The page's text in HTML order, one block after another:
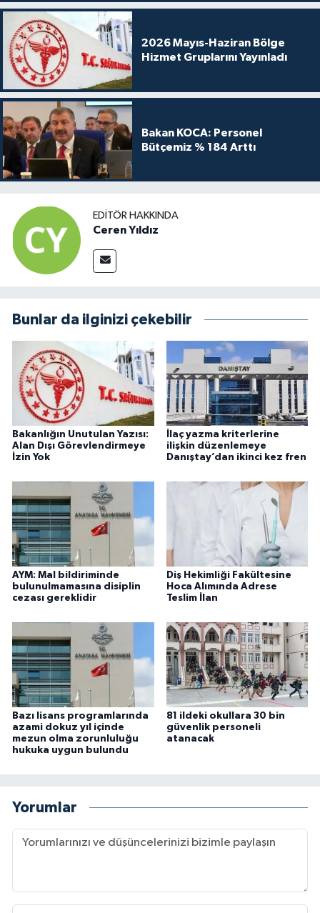
2026 Mayıs-Haziran Bölge
Hizmet Gruplarını Yayınladı
Bakan KOCA: Personel
Bütçemiz % 184 Arttı
EDITÖR HAKKINDA
Ceren Yıldız
Bunlar da ilginizi çekebilir
Bakanlığın Unutulan Yazısı:
Alan Dışı Görevlendirmeye
İzin Yok
İlaç yazma kriterlerine
ilişkin düzenlemeye
Danıştay’dan ikinci kez fren
AYM: Mal bildiriminde
bulunulmamasına disiplin
cezası gereklidir
Diş Hekimliği Fakültesine
Hoca Alımında Adrese
Teslim İlan
Bazı lisans programlarında
azami dokuz yıl içinde
mezun olma zorunluluğu
hukuka uygun bulundu
81 ildeki okullara 30 bin
güvenlik personeli
atanacak
Yorumlar